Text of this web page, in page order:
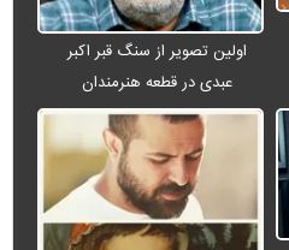
اولین تصویر از سنگ قبر اکبر
عبدی در قطعه هنرمندان